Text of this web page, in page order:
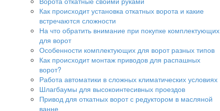
Как происходит установка откатных ворота и какие
встречаются сложности
На что обратить внимание при покупке комплектующих
для ворот
Особенности комплектующих для ворот разных типов
Как происходит монтаж приводов для распашных
ворот?
Работа автоматики в сложных климатических условиях
Шлагбаумы для высокоинтесивных проездов
Привод для откатных ворот с редуктором в масляной
ванне